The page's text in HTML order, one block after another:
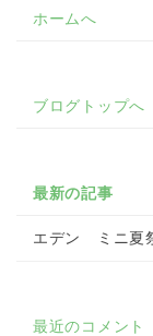
ホームへ
ブログトップへ
最新の記事
エデン ミニ夏
最近のコメント